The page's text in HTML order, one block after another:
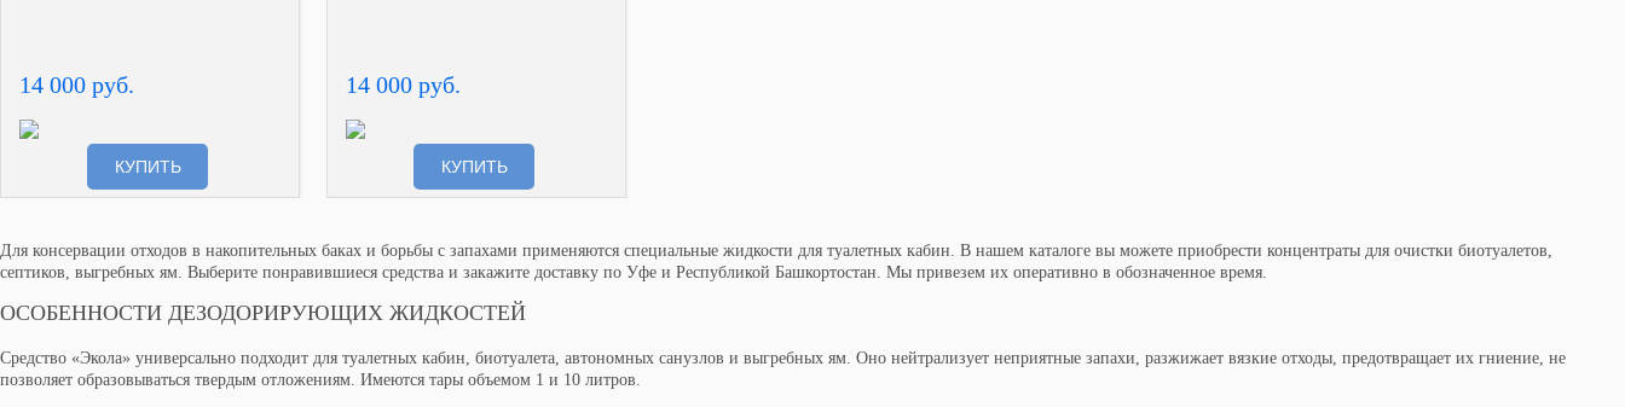
14 000 руб.
КУПИТЬ
14 000 руб.
КУПИТЬ
Для консервации отходов в накопительных баках и борьбы с запахами применяются специальные жидкости для туалетных кабин. В нашем каталоге вы можете приобрести концентраты для очистки биотуалетов,
септиков, выгребных ям. Выберите понравившиеся средства и закажите доставку по Уфе и Республикой Башкортостан. Мы привезем их оперативно в обозначенное время.
ОСОБЕННОСТИ ДЕЗОДОРИРУЮЩИХ ЖИДКОСТЕЙ
Средство «Экола» универсально подходит для туалетных кабин, биотуалета, автономных санузлов и выгребных ям. Оно нейтрализует неприятные запахи, разжижает вязкие отходы, предотвращает их гниение, не
позволяет образовываться твердым отложениям. Имеются тары объемом 1 и 10 литров.